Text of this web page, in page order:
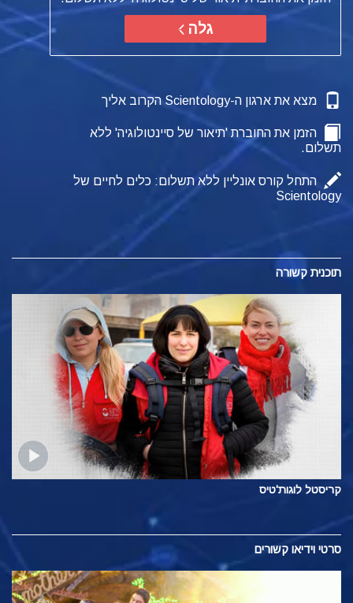
גלה
מצא את ארגון ה-Scientology הקרוב אליך
הזמן את החוברת 'תיאור של סיינטולוגיה' ללא
תשלום.
התחל קורס אונליין ללא תשלום: כלים לחיים של
Scientology
תוכנית קשורה
קריסטל לוגות'טיס
סרטי וידיאו קשורים